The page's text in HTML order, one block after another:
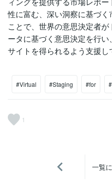
性に富む、深い洞察に基づ
ことで、世界の意思決定者
ータに基づく意思決定を行
サイトを得られるよう支援し
#Virtual #Staging #for
1
一覧